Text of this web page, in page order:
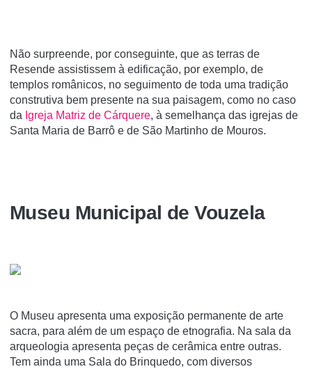
Não surpreende, por conseguinte, que as terras de
Resende assistissem à edificação, por exemplo, de
templos românicos, no seguimento de toda uma tradição
construtiva bem presente na sua paisagem, como no caso
da Igreja Matriz de Cárquere, à semelhança das igrejas de
Santa Maria de Barrô e de São Martinho de Mouros.
Museu Municipal de Vouzela
O Museu apresenta uma exposição permanente de arte
sacra, para além de um espaço de etnografia. Na sala da
arqueologia apresenta peças de cerâmica entre outras.
Tem ainda uma Sala do Brinquedo, com diversos